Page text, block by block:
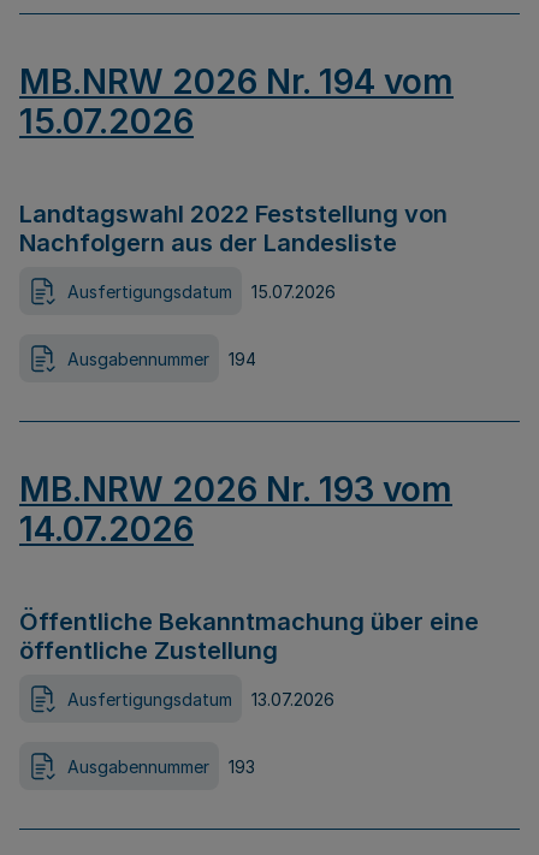
MB.NRW 2026 Nr. 194 vom
15.07.2026
Landtagswahl 2022 Feststellung von
Nachfolgern aus der Landesliste
Ausfertigungsdatum 15.07.2026
Ausgabennummer 194
MB.NRW 2026 Nr. 193 vom
14.07.2026
Öffentliche Bekanntmachung über eine
öffentliche Zustellung
Ausfertigungsdatum 13.07.2026
Ausgabennummer 193